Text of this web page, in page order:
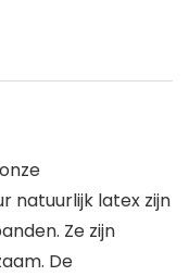
natuurlijk latex zijn
Ze zijn
De